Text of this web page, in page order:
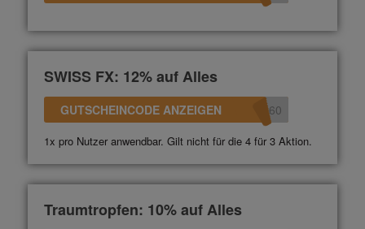
SWISS FX: 12% auf Alles
GUTSCHEINCODE ANZEIGEN 360
1x pro Nutzer anwendbar. Gilt nicht für die 4 für 3 Aktion.
Traumtropfen: 10% auf Alles